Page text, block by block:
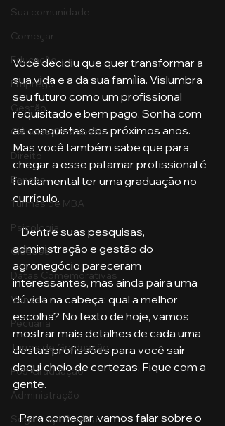
Sua comunidade
Começar
Educação
Emprego
Gestão
Ciências Contábeis
Direito
Bancos
Turmas de MBA
Psicologia
Cidades
Datas Comemorativas
Vendas
Pecuária
Turma de Graduação
Pós-Graduação
Administração
Segurança Publica
Você decidiu que quer transformar a
sua vida e a da sua família. Vislumbra
seu futuro como um profissional
requisitado e bem pago. Sonha com
as conquistas dos próximos anos.
Mas você também sabe que para
chegar a esse patamar profissional é
fundamental ter uma graduação no
currículo.
    Dentre suas pesquisas,
administração e gestão do
agronegócio pareceram
interessantes, mas ainda paira uma
dúvida na cabeça: qual a melhor
escolha? No texto de hoje, vamos
mostrar mais detalhes de cada uma
destas profissões para você sair
daqui cheio de certezas. Fique com a
gente.
   Para começar, vamos falar sobre o